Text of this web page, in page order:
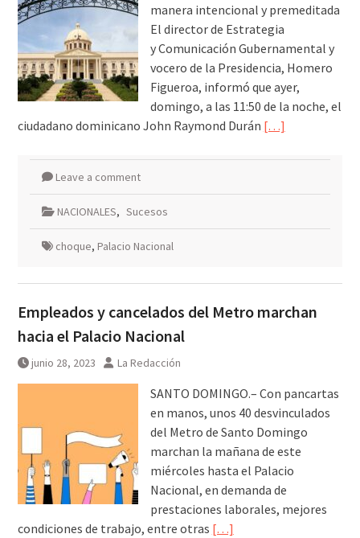
manera intencional y premeditada
El director de Estrategia
y Comunicación Gubernamental y
vocero de la Presidencia, Homero
Figueroa, informó que ayer,
domingo, a las 11:50 de la noche, el
ciudadano dominicano John Raymond Durán […]
Leave a comment
NACIONALES, Sucesos
choque, Palacio Nacional
Empleados y cancelados del Metro marchan
hacia el Palacio Nacional
junio 28, 2023 La Redacción
SANTO DOMINGO.– Con pancartas
en manos, unos 40 desvinculados
del Metro de Santo Domingo
marchan la mañana de este
miércoles hasta el Palacio
Nacional, en demanda de
prestaciones laborales, mejores
condiciones de trabajo, entre otras […]